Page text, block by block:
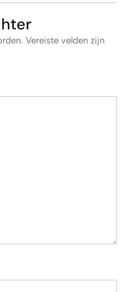
Vereiste velden zijn